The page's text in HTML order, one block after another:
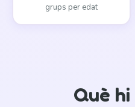
grups per edat
Què hi